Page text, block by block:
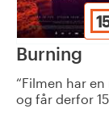
15
Burning
Filmen har
og får derfor